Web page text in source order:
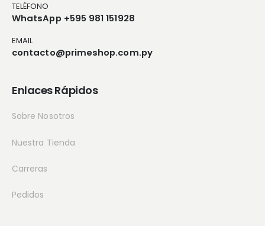
TELÉFONO
WhatsApp +595 981 151928
EMAIL
contacto@primeshop.com.py
Enlaces Rápidos
Sobre Nosotros
Nuestra Tienda
Carreras
Pedidos